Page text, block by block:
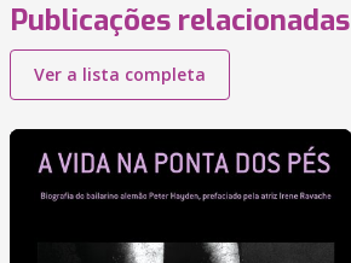
Publicações relacionadas
Ver a lista completa